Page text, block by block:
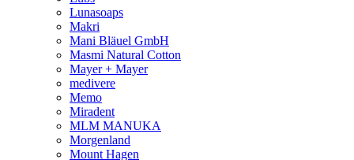
Lunasoaps
Makri
Mani Bläuel GmbH
Masmi Natural Cotton
Mayer + Mayer
medivere
Memo
Miradent
MLM MANUKA
Morgenland
Mount Hagen